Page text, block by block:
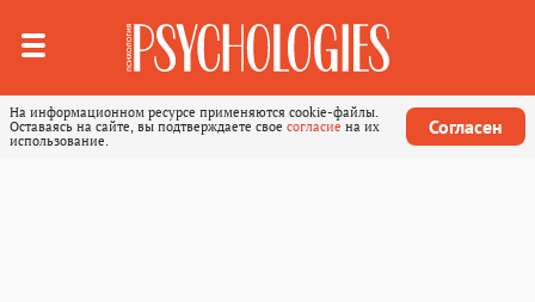
На информационном ресурсе применяются cookie-файлы.
Оставаясь на сайте, вы подтверждаете свое согласие на их
использование.
Согласен